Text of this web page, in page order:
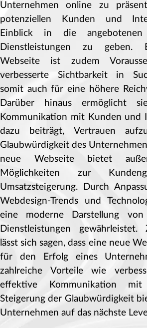
Unternehmen online zu
potenziellen Kunden und
Einblick in die
Dienstleistungen zu geben.
Webseite ist zudem
verbesserte Sichtbarkeit in
somit auch für eine höhere
Darüber hinaus ermöglicht
Kommunikation mit Kunden und
dazu beiträgt, Vertrauen
Glaubwürdigkeit des
neue Webseite bietet
Möglichkeiten zur
Umsatzsteigerung. Durch
Webdesign-Trends und
eine moderne Darstellung
Dienstleistungen gewährleistet.
lässt sich sagen, dass eine neue
für den Erfolg eines
zahlreiche Vorteile wie
effektive Kommunikation
Steigerung der Glaubwürdigkeit
Unternehmen auf das nächste